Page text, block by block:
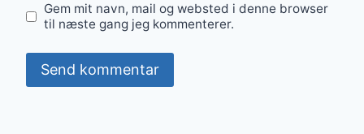
Gem mit navn, mail og websted i denne browser
til næste gang jeg kommenterer.